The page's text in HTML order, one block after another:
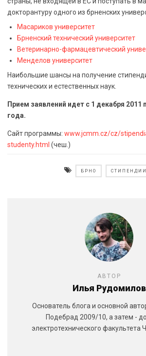
докторантуру одного из брненских
Масариков университет
Брненский технический университет
Ветеринарно-фармацевтический
Менделов университет
Наибольшие шансы на получение
технических и естественных наук.
Прием заявлений идет с 1 декабря 2011
года.
Сайт программы: www.jcmm.cz/cz/
studenty.html (чеш.)
БРНО СТИПЕНДИИ
АВТОР
Илья Рудомилов
Основатель блога и основной
Подебрад 2009/10, а затем -
электротехнического факультета